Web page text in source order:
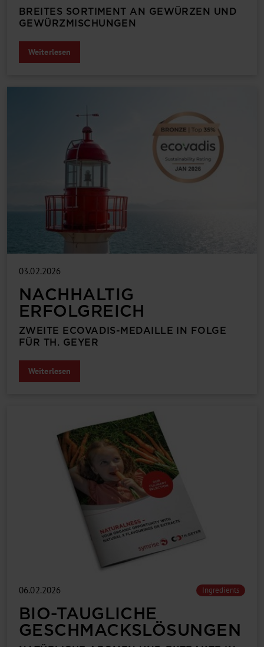
BREITES SORTIMENT AN GEWÜRZEN UND
GEWÜRZMISCHUNGEN
Weiterlesen
03.02.2026
NACHHALTIG
ERFOLGREICH
ZWEITE ECOVADIS-MEDAILLE IN FOLGE
FÜR TH. GEYER
Weiterlesen
06.02.2026 Ingredients
BIO-TAUG­LICHE
GESCHMACKS­LÖSUNGEN